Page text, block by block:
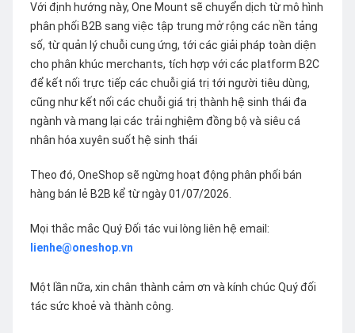
Với định hướng này, One Mount sẽ chuyển dịch từ mô hình
phân phối B2B sang việc tập trung mở rộng các nền tảng
số, từ quản lý chuỗi cung ứng, tới các giải pháp toàn diện
cho phân khúc merchants, tích hợp với các platform B2C
để kết nối trực tiếp các chuỗi giá trị tới người tiêu dùng,
cũng như kết nối các chuỗi giá trị thành hệ sinh thái đa
ngành và mang lại các trải nghiệm đồng bộ và siêu cá
nhân hóa xuyên suốt hệ sinh thái
Theo đó, OneShop sẽ ngừng hoạt động phân phối bán
hàng bán lẻ B2B kể từ ngày 01/07/2026.
Mọi thắc mắc Quý Đối tác vui lòng liên hệ email:
lienhe@oneshop.vn
Một lần nữa, xin chân thành cảm ơn và kính chúc Quý đối
tác sức khoẻ và thành công.